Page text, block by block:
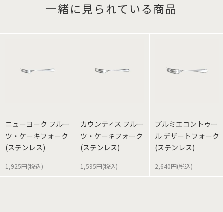
一緒に見られている商品
ニューヨーク フルー
ツ・ケーキフォーク
(ステンレス)
1,925円(税込)
カウンティス フルー
ツ・ケーキフォーク
(ステンレス)
1,595円(税込)
プルミエコントゥー
ル デザートフォーク
(ステンレス)
2,640円(税込)